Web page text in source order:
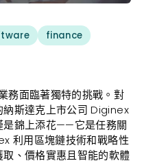
finance
務面臨著獨特的挑戰。對
納斯達克上市公司 Diginex
是錦上添花——它是任務關
利用區塊鏈技術和戰略性
、價格實惠且智能的軟體